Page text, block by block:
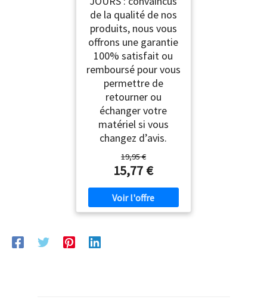
de la qualité de nos
produits, nous vous
offrons une garantie
100% satisfait ou
remboursé pour vous
permettre de
retourner ou
échanger votre
matériel si vous
changez d’avis.
19,95 €
15,77 €